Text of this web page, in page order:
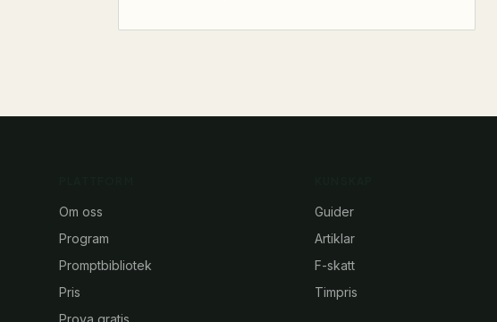
Om oss
Program
Promptbibliotek
Pris
Prova gratis
Guider
Artiklar
F-skatt
Timpris